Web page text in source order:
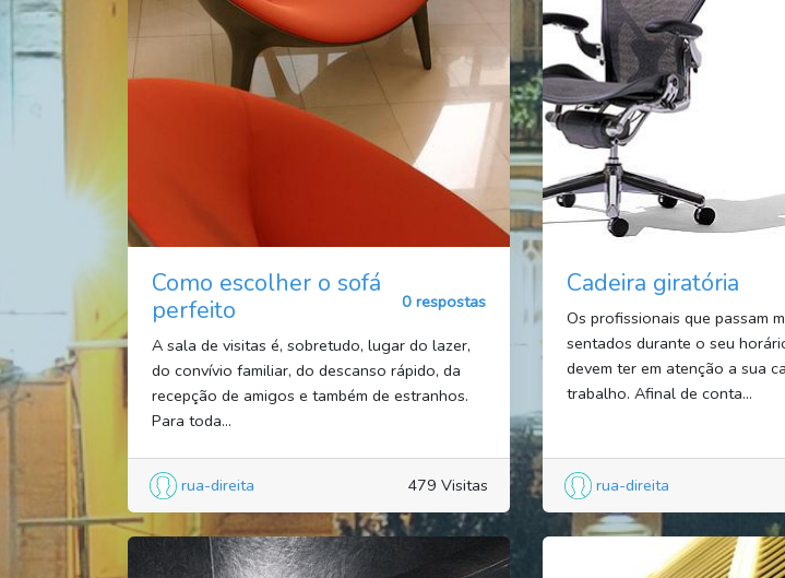
Como escolher o sofá
perfeito
0 respostas
A sala de visitas é, sobretudo, lugar do lazer,
do convívio familiar, do descanso rápido, da
recepção de amigos e também de estranhos.
Para toda...
rua-direita 479 Visitas
Cadeira giratória
Os profissionais que passam
sentados durante o seu
devem ter em atenção a sua
trabalho. Afinal de conta...
rua-direita